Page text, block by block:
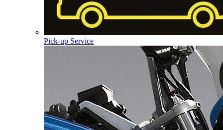
Pick-up Service